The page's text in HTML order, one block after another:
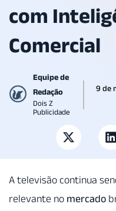
com
Comercial
Equipe de
Redação
Dois Z
Publicidade
9 de
A televisão continua
relevante no mercado